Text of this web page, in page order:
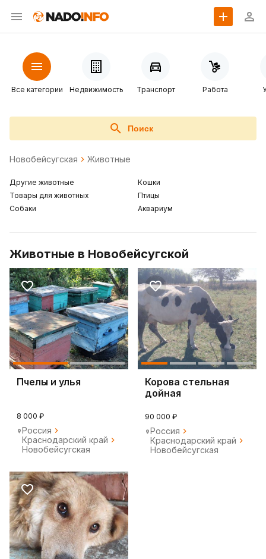
Все категории Недвижимость Транспорт Работа
Поиск
Новобейсугская Животные
Другие животные
Товары для животных
Собаки
Кошки
Птицы
Аквариум
Животные в Новобейсугской
Пчелы и улья
8 000 ₽
Россия
Краснодарский край
Новобейсугская
Корова стельная
дойная
90 000 ₽
Россия
Краснодарский край
Новобейсугская